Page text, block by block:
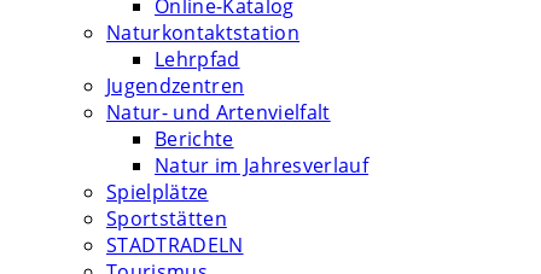
Online-Katalog
Naturkontaktstation
Lehrpfad
Jugendzentren
Natur- und Artenvielfalt
Berichte
Natur im Jahresverlauf
Spielplätze
Sportstätten
STADTRADELN